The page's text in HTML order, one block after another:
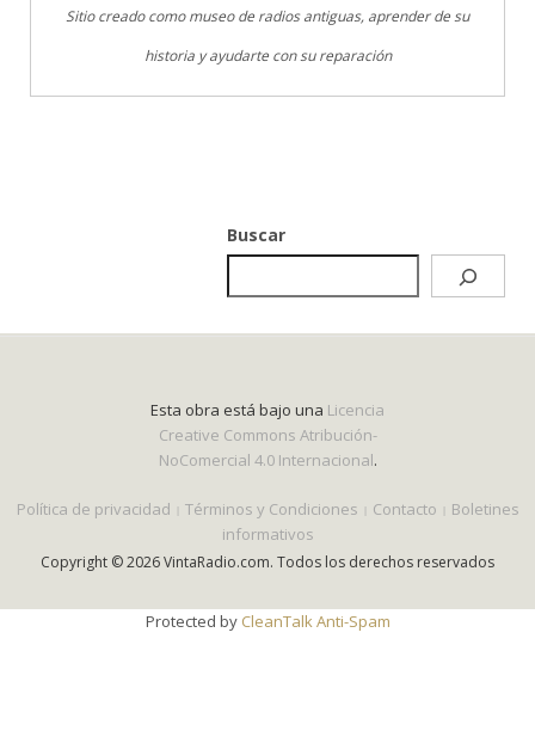
Sitio creado como museo de radios antiguas, aprender de su
historia y ayudarte con su reparación
Buscar
Esta obra está bajo una Licencia
Creative Commons Atribución-
NoComercial 4.0 Internacional.
Política de privacidad Términos y Condiciones Contacto
Boletines
informativos
Copyright © 2026 VintaRadio.com. Todos los derechos reservados
Protected by CleanTalk Anti-Spam